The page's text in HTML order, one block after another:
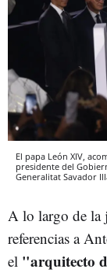
El papa León XIV,
presidente del
Generalitat Savador
A lo largo de la
referencias a
el "arquitecto